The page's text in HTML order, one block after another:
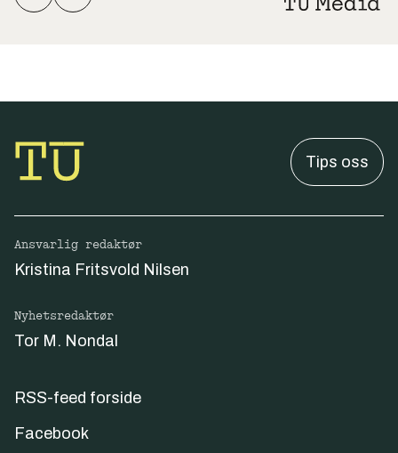
Tips oss
Ansvarlig redaktør
Kristina Fritsvold Nilsen
Nyhetsredaktør
Tor M. Nondal
RSS-feed forside
Facebook